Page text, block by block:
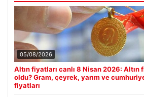
05/08/2026
Altın fiyatları canlı 8 Nisan 2026: Altın
oldu? Gram, çeyrek, yarım ve
fiyatları